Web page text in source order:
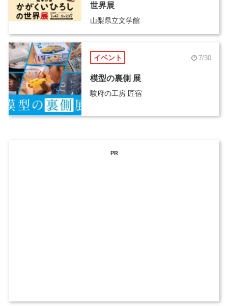
世界展
山梨県立文学館
イベント 7/30
模型の裏側 展
駿府の工房 匠宿
PR